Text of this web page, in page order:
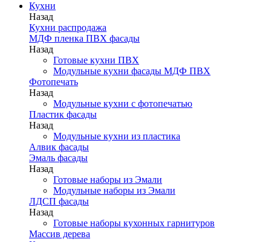
Кухни
Назад
Кухни распродажа
МДФ пленка ПВХ фасады
Назад
Готовые кухни ПВХ
Модульные кухни фасады МДФ ПВХ
Фотопечать
Назад
Модульные кухни с фотопечатью
Пластик фасады
Назад
Модульные кухни из пластика
Алвик фасады
Эмаль фасады
Назад
Готовые наборы из Эмали
Модульные наборы из Эмали
ЛДСП фасады
Назад
Готовые наборы кухонных гарнитуров
Массив дерева